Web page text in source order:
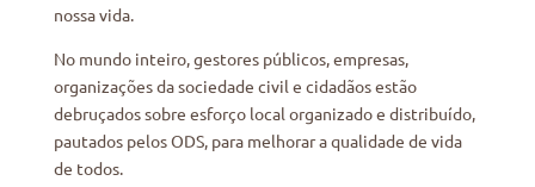
nossa vida.
No mundo inteiro, gestores públicos, empresas,
organizações da sociedade civil e cidadãos estão
debruçados sobre esforço local organizado e distribuído,
pautados pelos ODS, para melhorar a qualidade de vida
de todos.